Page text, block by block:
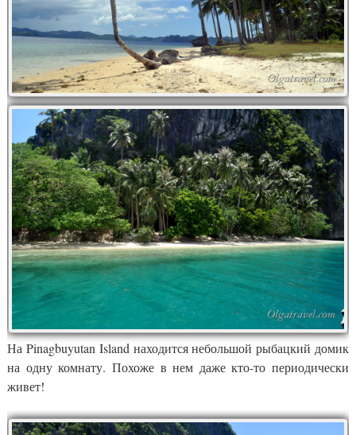
На Pinagbuyutan Island находится небольшой рыбацкий домик
на одну комнату. Похоже в нем даже кто-то периодически
живет!